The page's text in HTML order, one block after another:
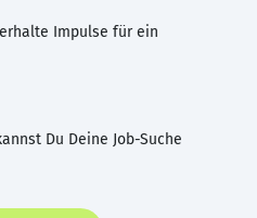
Impulse für ein
Du Deine Job-Suche